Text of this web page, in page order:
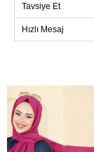
50
Tavsiye Et
Hızlı Mesaj
a>